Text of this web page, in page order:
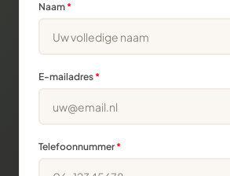
Naam *
E-mailadres *
Telefoonnummer*